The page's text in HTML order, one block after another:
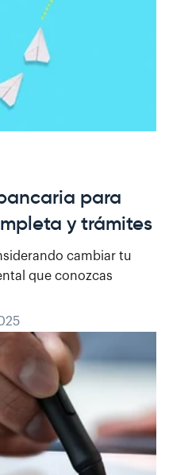
para
y trámites
cambiar tu
que conozcas